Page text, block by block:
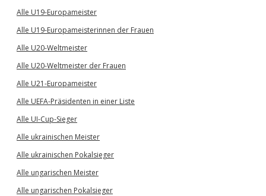
Alle U19-Europameister
Alle U19-Europameisterinnen der Frauen
Alle U20-Weltmeister
Alle U20-Weltmeister der Frauen
Alle U21-Europameister
Alle UEFA-Präsidenten in einer Liste
Alle UI-Cup-Sieger
Alle ukrainischen Meister
Alle ukrainischen Pokalsieger
Alle ungarischen Meister
Alle ungarischen Pokalsieger